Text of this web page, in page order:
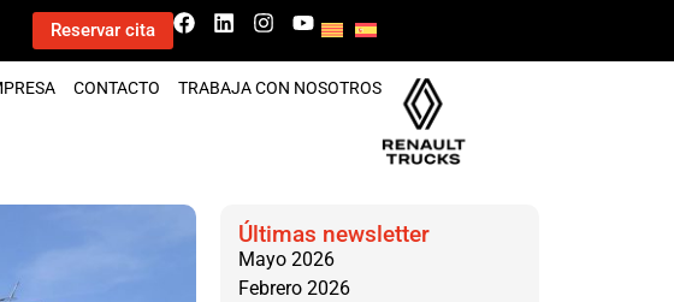
Reservar cita
CONTACTO TRABAJA CON NOSOTROS
Últimas newsletter
Mayo 2026
Febrero 2026